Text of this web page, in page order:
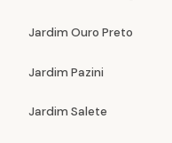
Jardim Ouro Preto
Jardim Pazini
Jardim Salete